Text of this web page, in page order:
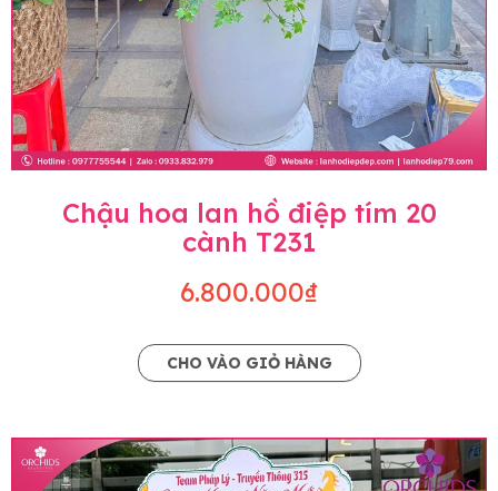
Chậu hoa lan hồ điệp tím 20
cành T231
6.800.000₫
CHO VÀO GIỎ HÀNG